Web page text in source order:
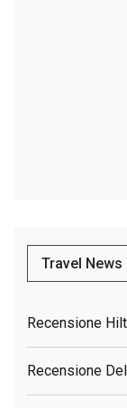
Travel News
Recensione
Recensione